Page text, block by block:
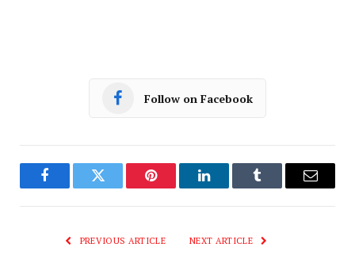
Follow on Facebook
FacebookTwitter Pinterest LinkedInTumblr Email
PREVIOUS ARTICLE NEXT ARTICLE